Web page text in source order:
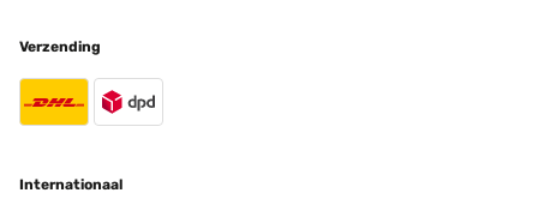
Verzending
Internationaal